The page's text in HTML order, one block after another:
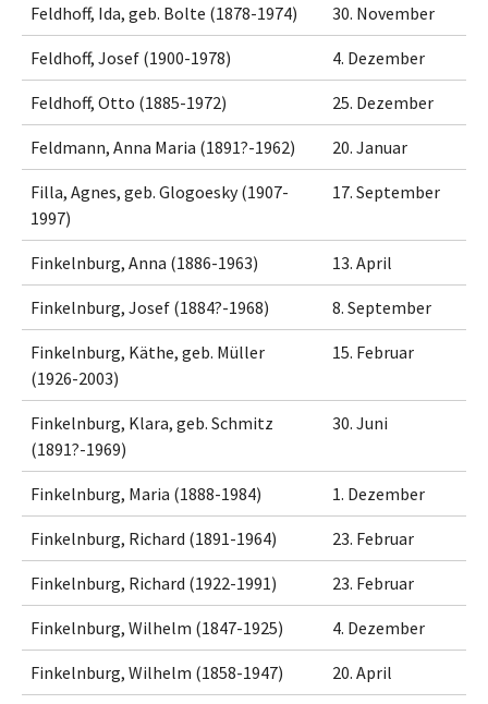
Feldhoff, Ida, geb. Bolte (1878-1974) 30. November
Feldhoff, Josef (1900-1978) 4. Dezember
Feldhoff, Otto (1885-1972) 25. Dezember
Feldmann, Anna Maria (1891?-1962) 20. Januar
Filla, Agnes, geb. Glogoesky (1907-
1997)
17. September
Finkelnburg, Anna (1886-1963) 13. April
Finkelnburg, Josef (1884?-1968) 8. September
Finkelnburg, Käthe, geb. Müller
(1926-2003)
15. Februar
Finkelnburg, Klara, geb. Schmitz
(1891?-1969)
30. Juni
Finkelnburg, Maria (1888-1984) 1. Dezember
Finkelnburg, Richard (1891-1964) 23. Februar
Finkelnburg, Richard (1922-1991) 23. Februar
Finkelnburg, Wilhelm (1847-1925) 4. Dezember
Finkelnburg, Wilhelm (1858-1947) 20. April